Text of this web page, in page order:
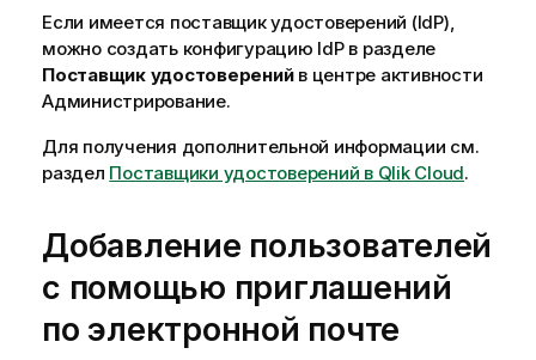
Если имеется поставщик удостоверений (IdP),
можно создать конфигурацию IdP в разделе
Поставщик удостоверенийв центре активности
Администрирование.
Для получения дополнительной информации см.
раздел Поставщики удостоверений в Qlik Cloud.
Добавление пользователей
с помощью приглашений
по электронной почте